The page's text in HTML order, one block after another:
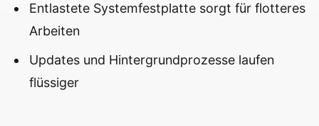
Entlastete Systemfestplatte sorgt für flotteres
Arbeiten
Updates und Hintergrundprozesse laufen
flüssiger